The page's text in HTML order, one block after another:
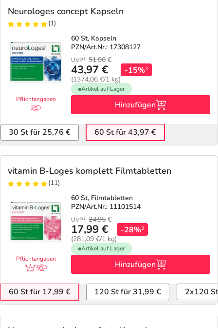
Neurologes concept Kapseln
(1)
Pflichtangaben
60 St, Kapseln
PZN/Art.Nr.: 17308127
UVP1 51,90 €
43,97 €
(1374,06 €/1 kg)
-15%3
Artikel auf Lager
Hinzufügen
30 St für 25,76 € 60 St für 43,97 €
vitamin B-Loges komplett Filmtabletten
(11)
Pflichtangaben
60 St, Filmtabletten
PZN/Art.Nr.: 11101514
UVP1 24,95 €
17,99 €
(281,09 €/1 kg)
-28%3
Artikel auf Lager
Hinzufügen
60 St für 17,99 € 120 St für 31,99 € 2x120